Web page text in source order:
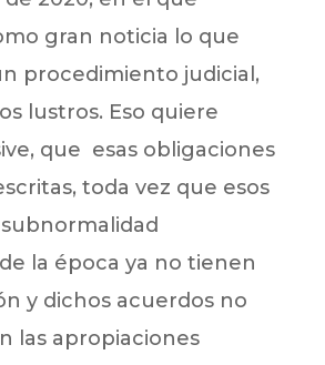
gran noticia lo que
procedimiento judicial,
lustros. Eso quiere
que esas obligaciones
toda vez que esos
la época ya no tienen
y dichos acuerdos no
las apropiaciones